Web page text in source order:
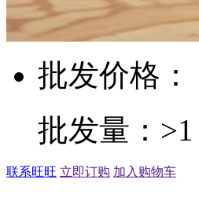
批发价格：
批发量：>1
联系旺旺 立即订购 加入购物车